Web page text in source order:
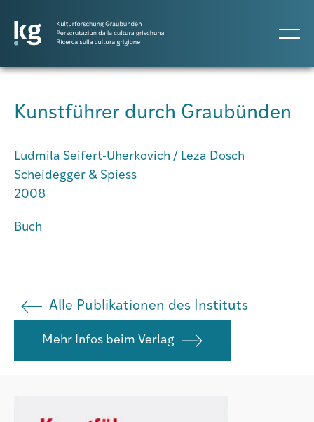
Projekte
Agenda
Kunstführer durch Graubünden
Ludmila Seifert-Uherkovich / Leza Dosch
Scheidegger & Spiess
2008
Buch
Alle Publikationen des Instituts
Mehr Infos beim Verlag